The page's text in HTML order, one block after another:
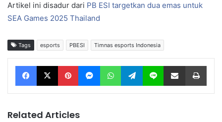
Artikel ini disadur dari PB ESI targetkan dua emas untuk
SEA Games 2025 Thailand
Tags esports PBESI Timnas esports Indonesia
Facebook X Pinterest Messenger WhatsApp Telegram Line Share via Email
Related Articles